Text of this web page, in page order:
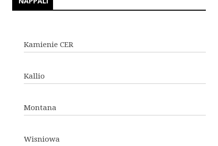
Kamienie CER
Kallio
Montana
Wisniowa